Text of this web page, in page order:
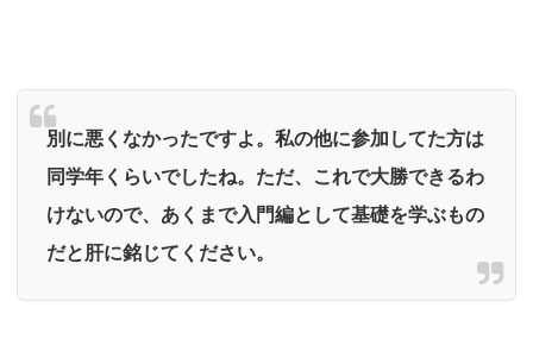
別に悪くなかったですよ。私の他に参加してた方は
同学年くらいでしたね。ただ、これで大勝できるわ
けないので、あくまで入門編として基礎を学ぶもの
だと肝に銘じてください。